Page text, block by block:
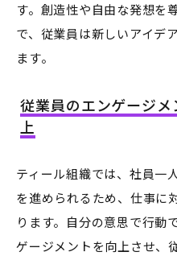
す。創造性や自由な発想を
で、従業員は新しいアイデ
ます。
従業員のエンゲージ
上
ティール組織では、社員一
を進められるため、仕事に
ります。自分の意思で行動
ゲージメントを向上させ、